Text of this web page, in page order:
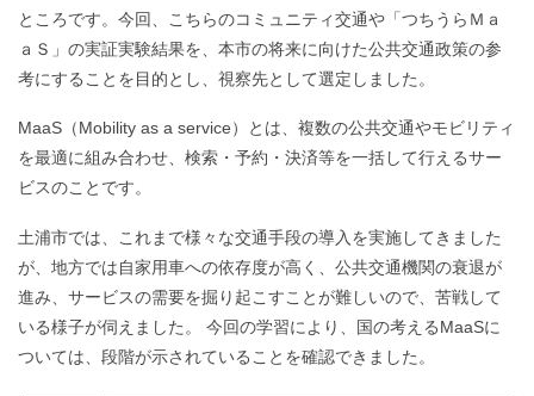
ところです。今回、こちらのコミュニティ交通や「つちうらＭａ
ａＳ」の実証実験結果を、本市の将来に向けた公共交通政策の参
考にすることを目的とし、視察先として選定しました。
MaaS（Mobility as a service）とは、複数の公共交通やモビリティ
を最適に組み合わせ、検索・予約・決済等を一括して行えるサー
ビスのことです。
土浦市では、これまで様々な交通手段の導入を実施してきました
が、地方では自家用車への依存度が高く、公共交通機関の衰退が
進み、サービスの需要を掘り起こすことが難しいので、苦戦して
いる様子が伺えました。 今回の学習により、国の考えるMaaSに
ついては、段階が示されていることを確認できました。